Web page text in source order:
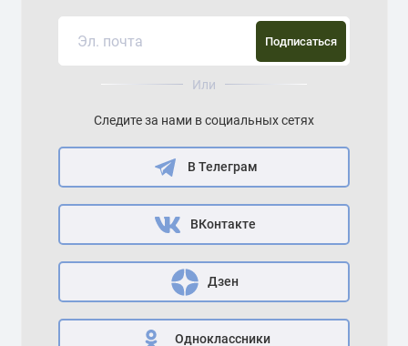
Подписаться
Или
Следите за нами в социальных сетях
В Телеграм
ВКонтакте
Дзен
Одноклассники